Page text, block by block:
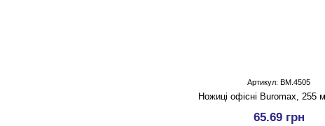
Артикул: BM.4505
Ножиці офісні Buromax, 255
65.69 грн